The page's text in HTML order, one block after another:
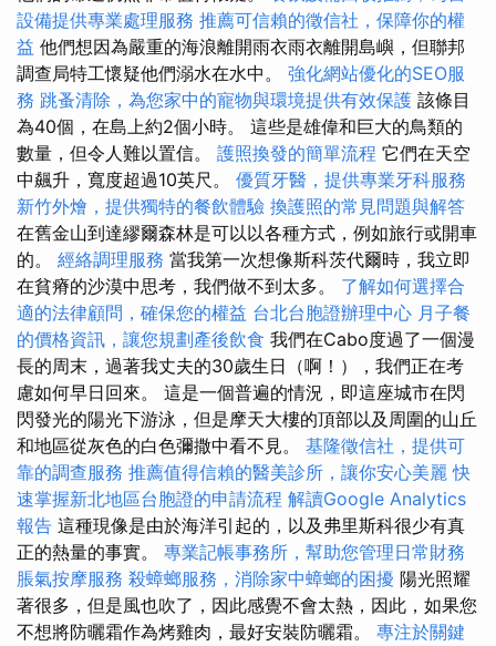
設備提供專業處理服務 推薦可信賴的徵信社，保障你的權
益 他們想因為嚴重的海浪離開雨衣雨衣離開島嶼，但聯邦
調查局特工懷疑他們溺水在水中。 強化網站優化的SEO服
務 跳蚤清除，為您家中的寵物與環境提供有效保護 該條目
為40個，在島上約2個小時。 這些是雄偉和巨大的鳥類的
數量，但令人難以置信。 護照換發的簡單流程 它們在天空
中飆升，寬度超過10英尺。 優質牙醫，提供專業牙科服務
新竹外燴，提供獨特的餐飲體驗 換護照的常見問題與解答
在舊金山到達繆爾森林是可以以各種方式，例如旅行或開車
的。 經絡調理服務 當我第一次想像斯科茨代爾時，我立即
在貧瘠的沙漠中思考，我們做不到太多。 了解如何選擇合
適的法律顧問，確保您的權益 台北台胞證辦理中心 月子餐
的價格資訊，讓您規劃產後飲食 我們在Cabo度過了一個漫
長的周末，過著我丈夫的30歲生日（啊！），我們正在考
慮如何早日回來。 這是一個普遍的情況，即這座城市在閃
閃發光的陽光下游泳，但是摩天大樓的頂部以及周圍的山丘
和地區從灰色的白色彌撒中看不見。 基隆徵信社，提供可
靠的調查服務 推薦值得信賴的醫美診所，讓你安心美麗 快
速掌握新北地區台胞證的申請流程 解讀Google Analytics
報告 這種現像是由於海洋引起的，以及弗里斯科很少有真
正的熱量的事實。 專業記帳事務所，幫助您管理日常財務
脹氣按摩服務 殺蟑螂服務，消除家中蟑螂的困擾 陽光照耀
著很多，但是風也吹了，因此感覺不會太熱，因此，如果您
不想將防曬霜作為烤雞肉，最好安裝防曬霜。 專注於關鍵